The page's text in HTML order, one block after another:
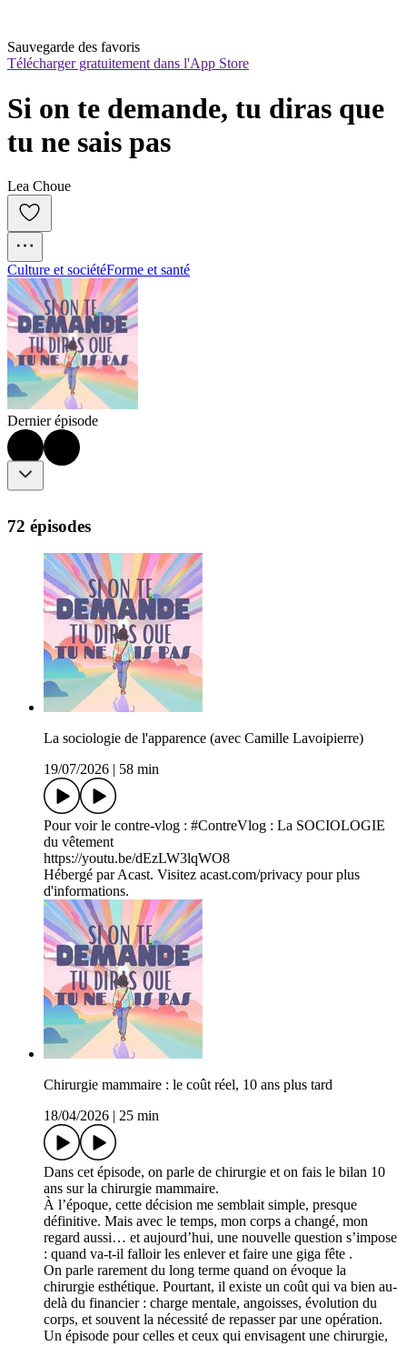
Sauvegarde des favoris
Télécharger gratuitement dans l'App Store
Si on te demande, tu diras que
tu ne sais pas
Lea Choue
Culture et sociétéForme et santé
Dernier épisode
72 épisodes
La sociologie de l'apparence (avec Camille Lavoipierre)
19/07/2026
58 min
Pour voir le contre-vlog : #ContreVlog : La SOCIOLOGIE
du vêtement
https://youtu.be/dEzLW3lqWO8
Hébergé par Acast. Visitez acast.com/privacy pour plus
d'informations.
Chirurgie mammaire : le coût réel, 10 ans plus tard
18/04/2026
25 min
Dans cet épisode, on parle de chirurgie et on fais le bilan 10
ans sur la chirurgie mammaire.
À l’époque, cette décision me semblait simple, presque
définitive. Mais avec le temps, mon corps a changé, mon
regard aussi… et aujourd’hui, une nouvelle question s’impose
: quand va-t-il falloir les enlever et faire une giga fête .
On parle rarement du long terme quand on évoque la
chirurgie esthétique. Pourtant, il existe un coût qui va bien au-
delà du financier : charge mentale, angoisses, évolution du
corps, et souvent la nécessité de repasser par une opération.
Un épisode pour celles et ceux qui envisagent une chirurgie,